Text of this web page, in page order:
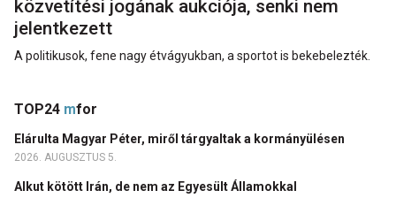
közvetítési jogának aukciója, senki nem
jelentkezett
A politikusok, fene nagy étvágyukban, a sportot is bekebelezték.
TOP24 mfor
Elárulta Magyar Péter, miről tárgyaltak a kormányülésen
2026. AUGUSZTUS 5.
Alkut kötött Irán, de nem az Egyesült Államokkal